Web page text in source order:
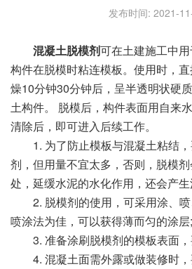
发布时间: 2021-
混凝土脱模剂可在土建施工中
构件在脱模时粘连模板。使用时，
燥10分钟30分钟后，呈半透明状硬
土构件。 脱模后，构件表面用自来
清除后，即可进入后续工作。
1. 为了防止模板与混凝土粘结，
剂，但用量不宜太多，否则，脱模
处，延缓水泥的水化作用，还会产
2. 脱模剂的使用，可采用涂、喷
喷涂法为佳，可以获得薄而匀的涂层;
3. 准备涂刷脱模剂的模板表面，
4. 混凝土面需外露或做装修时，